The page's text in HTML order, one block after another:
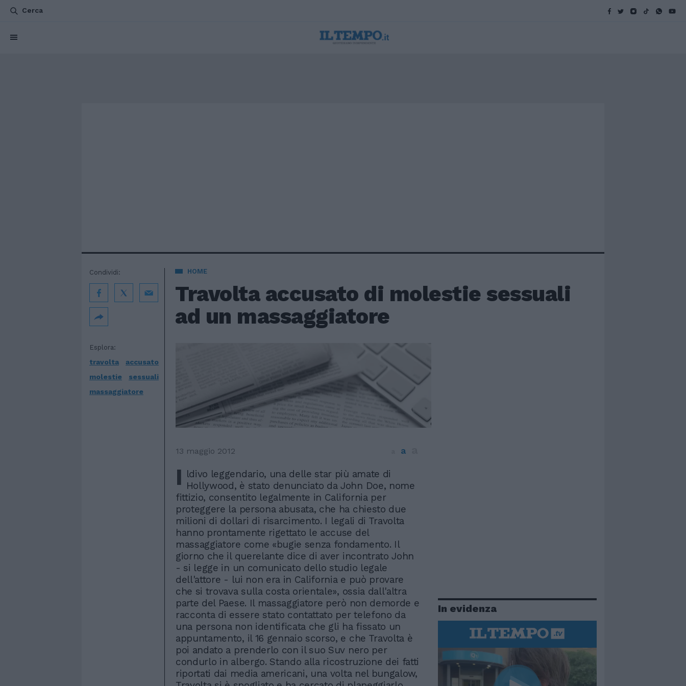
Cerca
HOME
Travolta accusato di molestie sessuali
ad un massaggiatore
Esplora:
travolta
accusato
molestie
sessuali
massaggiatore
Condividi:
13 maggio 2012 a
I ldivo leggendario, una delle star più amate di
Hollywood, è stato denunciato da John Doe, nome
fittizio, consentito legalmente in California per
proteggere la persona abusata, che ha chiesto due
milioni di dollari di risarcimento. I legali di Travolta
hanno prontamente rigettato le accuse del
massaggiatore come «bugie senza fondamento. Il
giorno che il querelante dice di aver incontrato John
- si legge in un comunicato dello studio legale
dell'attore - lui non era in California e può provare
che si trovava sulla costa orientale», ossia dall'altra
parte del Paese. Il massaggiatore però non demorde e
racconta di essere stato contattato per telefono da
una persona non identificata che gli ha fissato un
appuntamento, il 16 gennaio scorso, e che Travolta è
poi andato a prenderlo con il suo Suv nero per
condurlo in albergo. Stando alla ricostruzione dei fatti
riportati dai media americani, una volta nel bungalow,
In evidenza